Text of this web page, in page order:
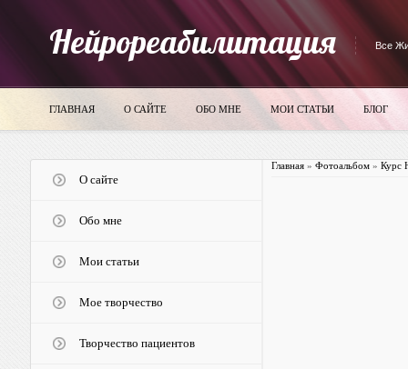
Нейрореабилитация Все
ГЛАВНАЯ О САЙТЕ ОБО МНЕ МОИ СТАТЬИ БЛОГ
О сайте
Обо мне
Мои статьи
Мое творчество
Творчество пациентов
Главная» Фотоальбом» Курс